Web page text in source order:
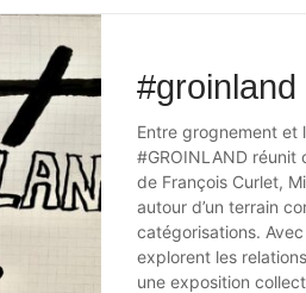
#groinland
Entre grognement et
#GROINLAND
de François Curlet,
autour d’un terrain
catégorisations.
explorent les
une exposition